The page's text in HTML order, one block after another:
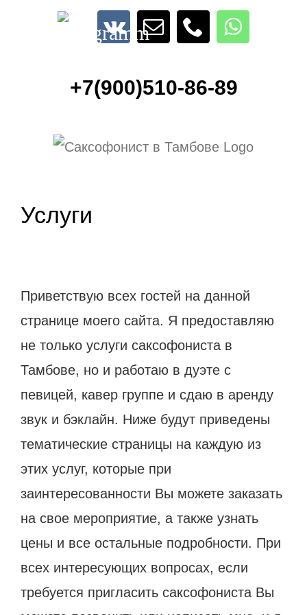
Telegramm
Vk
Email Phone
+7(900)510-86-89
Услуги
Приветствую всех гостей на данной
странице моего сайта. Я предоставляю
не только услуги саксофониста в
Тамбове, но и работаю в дуэте с
певицей, кавер группе и сдаю в аренду
звук и бэклайн. Ниже будут приведены
тематические страницы на каждую из
этих услуг, которые при
заинтересованности Вы можете заказать
на свое мероприятие, а также узнать
цены и все остальные подробности. При
всех интересующих вопросах, если
требуется пригласить саксофониста Вы